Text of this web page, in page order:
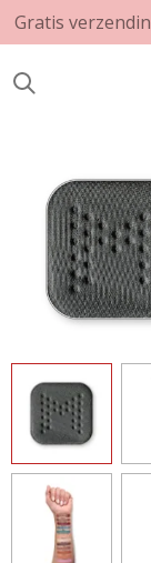
Ga
direct
naar
Gratis